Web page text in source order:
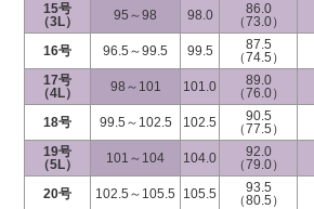
15号
（3L）
95～98 98.0
86.0
（73.0）
16号 96.5～99.5 99.5
87.5
（74.5）
17号
（4L）
98～101 101.0
89.0
（76.0）
18号 99.5～102.5 102.5
90.5
（77.5）
19号
（5L）
101～104 104.0
92.0
（79.0）
20号 102.5～105.5 105.5
93.5
（80.5）